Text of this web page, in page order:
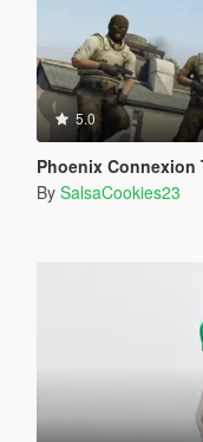
5.0
Phoenix Connexion Terrorist Group from
By SalsaCookies23